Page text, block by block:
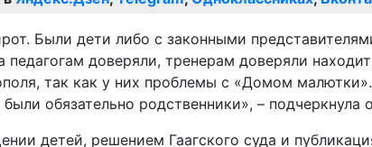
Были дети либо с законными
доверяли, тренерам доверяли
так как у них проблемы с «Домом
обязательно родственники», – подчеркнула
детей, решением Гаагского суда и